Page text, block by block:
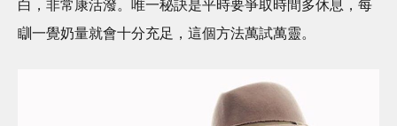
白，非常康活潑。唯一秘訣是平時要爭取時間多休息，每
瞓一覺奶量就會十分充足，這個方法萬試萬靈。